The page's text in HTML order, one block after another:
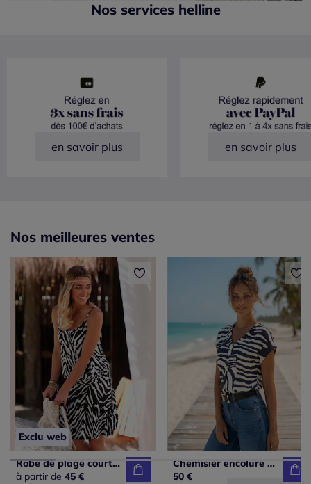
Nos services helline
en savoir plus en savoir plus
Nos meilleures ventes
Exclu web
Robe de plage courte à motifs animaliers décontractée
à partir de 45 €
Chemisier encolure en V avec boutons et manches courtes en viscose
50 €